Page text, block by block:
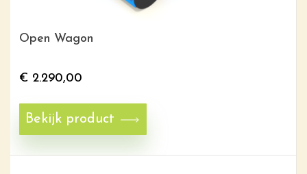
Open Wagon
€ 2.290,00
Bekijk product